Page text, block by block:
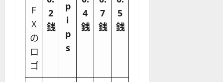
2
銭
p
i
p
s
4
銭
7
銭
5
銭